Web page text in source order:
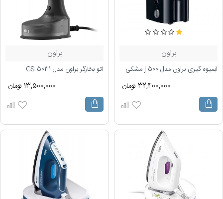
براون
آبمیوه گیری براون مدل j 500 مشکی
32,400,000 تومان
براون
اتو بخارگر براون مدل GS 5031
13,500,000 تومان